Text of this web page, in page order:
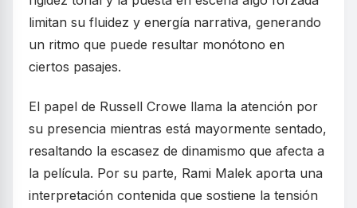
limitan su fluidez y energía narrativa, generando
un ritmo que puede resultar monótono en
ciertos pasajes.
El papel de Russell Crowe llama la atención por
su presencia mientras está mayormente sentado,
resaltando la escasez de dinamismo que afecta a
la película. Por su parte, Rami Malek aporta una
interpretación contenida que sostiene la tensión